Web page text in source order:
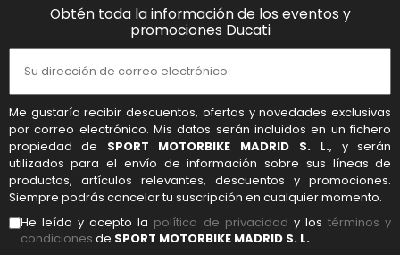
Obtén toda la información de los eventos y
promociones Ducati
Me gustaría recibir descuentos, ofertas y novedades exclusivas
por correo electrónico. Mis datos serán incluidos en un fichero
propiedad de SPORT MOTORBIKE MADRID S. L., y serán
utilizados para el envío de información sobre sus líneas de
productos, artículos relevantes, descuentos y promociones.
Siempre podrás cancelar tu suscripción en cualquier momento.
He leído y acepto la política de privacidad y lostérminos y
condiciones de SPORT MOTORBIKE MADRID S. L..